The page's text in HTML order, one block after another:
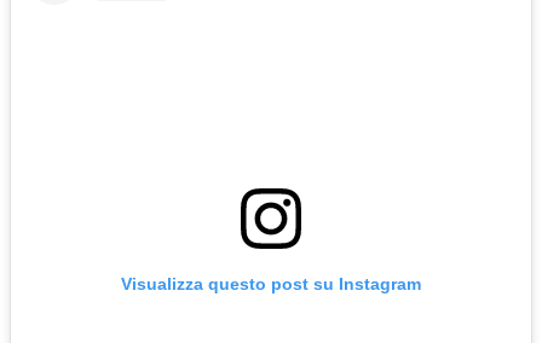
Visualizza questo post su Instagram